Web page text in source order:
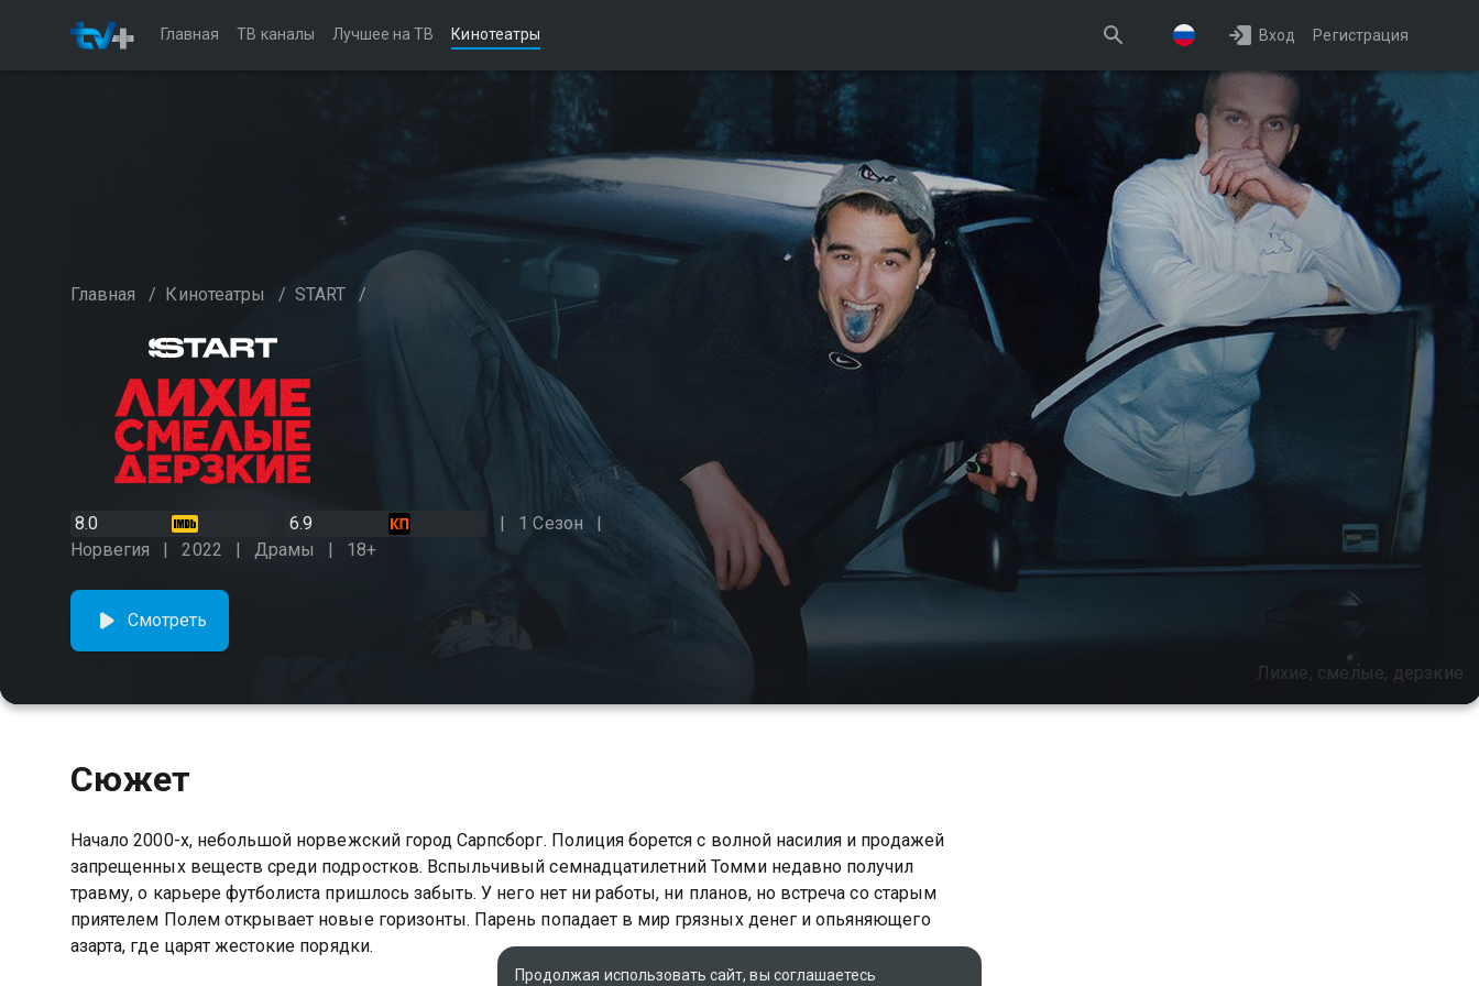
Главная ТВ каналы Лучшее на ТВ Кинотеатры Вход Регистрация
Главная / Кинотеатры / START /
8.0 6.9
1 Сезон
Норвегия
2022 Драмы 18+
Лихие, смелые, дерзкие
Смотреть
Сюжет
Начало 2000-х, небольшой норвежский город Сарпсборг. Полиция борется с волной насилия и продажей
запрещенных веществ среди подростков. Вспыльчивый семнадцатилетний Томми недавно получил
травму, о карьере футболиста пришлось забыть. У него нет ни работы, ни планов, но встреча со старым
приятелем Полем открывает новые горизонты. Парень попадает в мир грязных денег и опьяняющего
азарта, где царят жестокие порядки.
Продолжая использовать сайт, вы соглашаетесь